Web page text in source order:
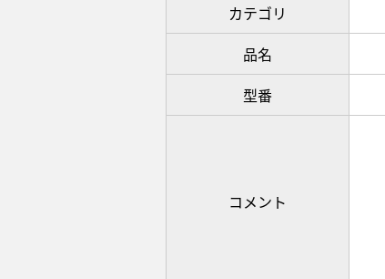
カテゴリ
品名
型番
コメント